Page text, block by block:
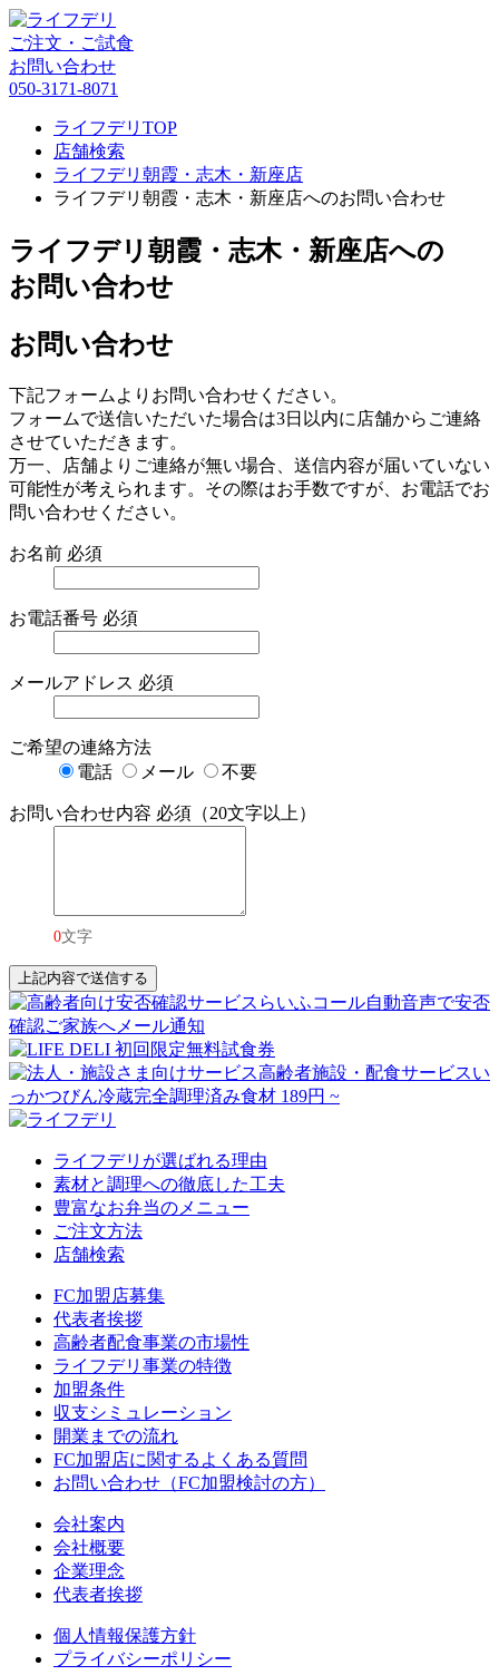
ご注文・ご試食
お問い合わせ
050-3171-8071
ライフデリTOP
店舗検索
ライフデリ朝霞・志木・新座店
ライフデリ朝霞・志木・新座店へのお問い合わせ
ライフデリ朝霞・志木・新座店への
お問い合わせ
お問い合わせ
下記フォームよりお問い合わせください。
フォームで送信いただいた場合は3日以内に店舗からご連絡
させていただきます。
万一、店舗よりご連絡が無い場合、送信内容が届いていない
可能性が考えられます。その際はお手数ですが、お電話でお
問い合わせください。
お名前 必須
お電話番号 必須
メールアドレス 必須
ご希望の連絡方法
電話
メール 不要
お問い合わせ内容 必須（20文字以上）
0文字
上記内容で送信する
ライフデリが選ばれる理由
素材と調理への徹底した工夫
豊富なお弁当のメニュー
ご注文方法
店舗検索
FC加盟店募集
代表者挨拶
高齢者配食事業の市場性
ライフデリ事業の特徴
加盟条件
収支シミュレーション
開業までの流れ
FC加盟店に関するよくある質問
お問い合わせ（FC加盟検討の方）
会社案内
会社概要
企業理念
代表者挨拶
個人情報保護方針
プライバシーポリシー